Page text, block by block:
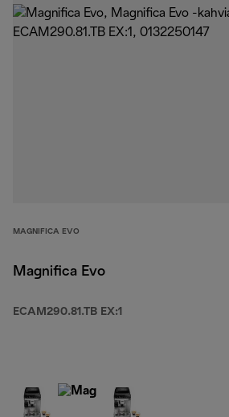
MAGNIFICA EVO
Magnifica Evo
ECAM290.81.TB EX:1